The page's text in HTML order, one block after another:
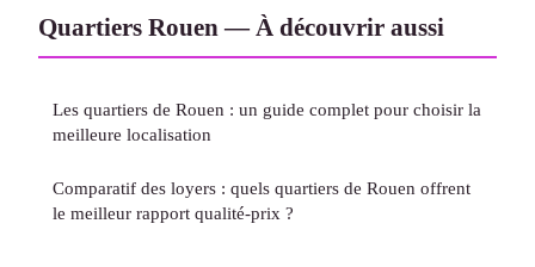
Quartiers Rouen — À découvrir aussi
Les quartiers de Rouen : un guide complet pour choisir la
meilleure localisation
Comparatif des loyers : quels quartiers de Rouen offrent
le meilleur rapport qualité-prix ?